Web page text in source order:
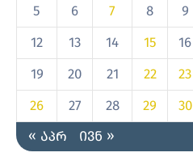
5
6 7 8 9
12
13 14 15 16
19
20 21 22 23
26
27 28 29 30
« აპრ
ივნ »